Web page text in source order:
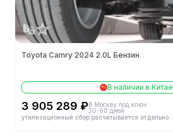
Двигатель
Объем багажника (л)
Toyota Camry 2024 2.0L Бензин
В наличии в Китае
3 905 289 ₽В Москву под ключ
30-60 дней
утилизационный сбор расчитывается отдельно